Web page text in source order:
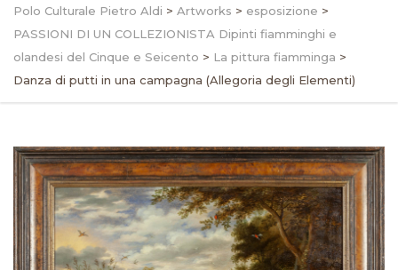
Polo Culturale Pietro Aldi > Artworks > esposizione >
PASSIONI DI UN COLLEZIONISTA Dipinti fiamminghi e
olandesi del Cinque e Seicento > La pittura fiamminga >
Danza di putti in una campagna (Allegoria degli Elementi)